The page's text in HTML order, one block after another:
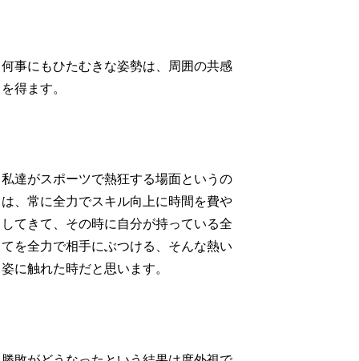
何事にもひたむきな姿勢は、周囲の共感
を得ます。
私達がスポーツで熱狂する場面というの
は、常に全力でスキル向上に時間を費や
してきて、その時に自分が持っている全
てを全力で相手にぶつける、そんな熱い
姿に触れた時だと思います。